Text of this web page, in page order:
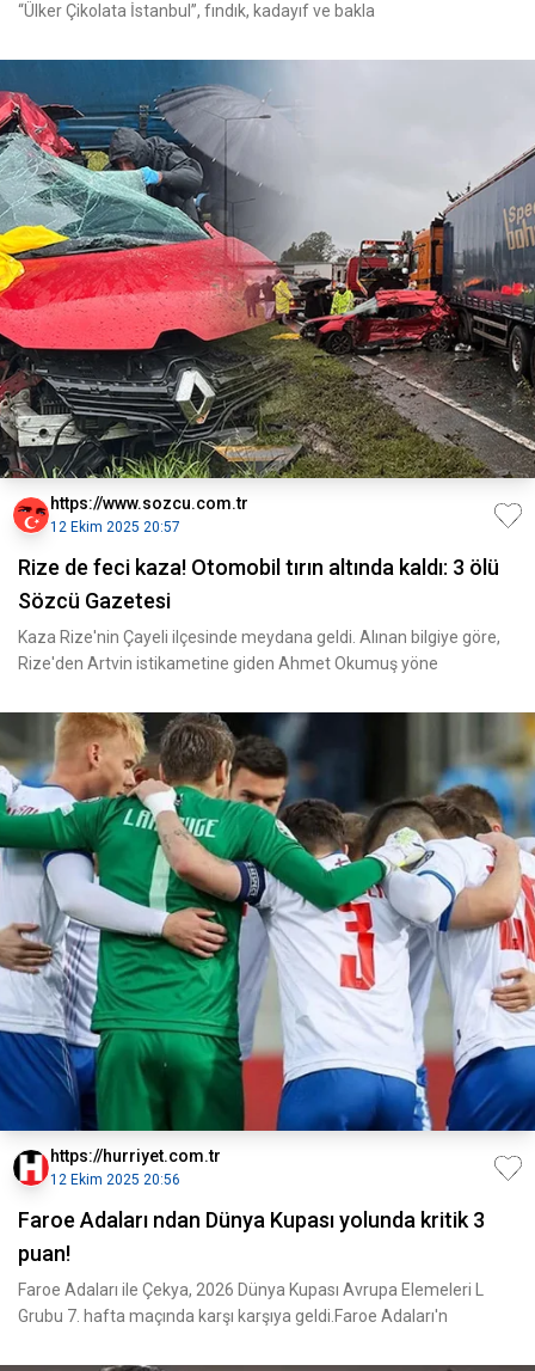
“Ülker Çikolata İstanbul”, fındık, kadayıf ve bakla
https://www.sozcu.com.tr
12 Ekim 2025 20:57
Rize de feci kaza! Otomobil tırın altında kaldı: 3 ölü
Sözcü Gazetesi
Kaza Rize'nin Çayeli ilçesinde meydana geldi. Alınan bilgiye göre,
Rize'den Artvin istikametine giden Ahmet Okumuş yöne
https://hurriyet.com.tr
12 Ekim 2025 20:56
Faroe Adaları ndan Dünya Kupası yolunda kritik 3
puan!
Faroe Adaları ile Çekya, 2026 Dünya Kupası Avrupa Elemeleri L
Grubu 7. hafta maçında karşı karşıya geldi.Faroe Adaları'n